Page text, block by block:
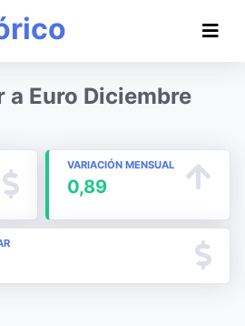
a Euro Diciembre
VARIACIÓN MENSUAL
0,89